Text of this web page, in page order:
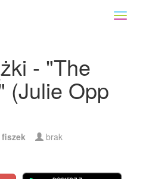
- "The
(Julie Opp
fiszek brak